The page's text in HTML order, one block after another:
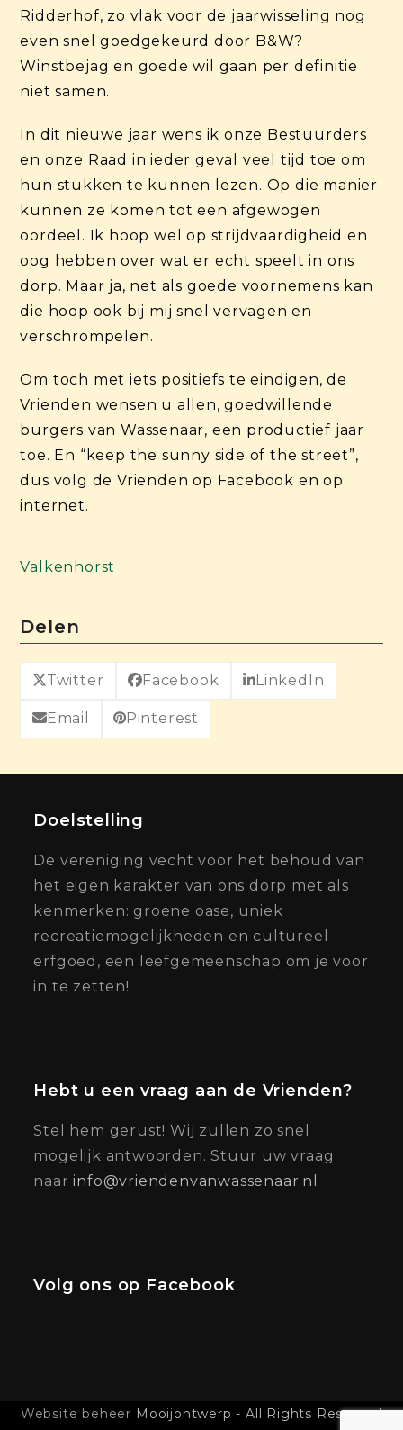
Ridderhof, zo vlak voor de jaarwisseling nog
even snel goedgekeurd door B&W?
Winstbejag en goede wil gaan per definitie
niet samen.
In dit nieuwe jaar wens ik onze Bestuurders
en onze Raad in ieder geval veel tijd toe om
hun stukken te kunnen lezen. Op die manier
kunnen ze komen tot een afgewogen
oordeel. Ik hoop wel op strijdvaardigheid en
oog hebben over wat er echt speelt in ons
dorp. Maar ja, net als goede voornemens kan
die hoop ook bij mij snel vervagen en
verschrompelen.
Om toch met iets positiefs te eindigen, de
Vrienden wensen u allen, goedwillende
burgers van Wassenaar, een productief jaar
toe. En “keep the sunny side of the street”,
dus volg de Vrienden op Facebook en op
internet.
Valkenhorst
Delen
Twitter Facebook LinkedIn
Email Pinterest
Doelstelling
De vereniging vecht voor het behoud van
het eigen karakter van ons dorp met als
kenmerken: groene oase, uniek
recreatiemogelijkheden en cultureel
erfgoed, een leefgemeenschap om je voor
in te zetten!
Hebt u een vraag aan de Vrienden?
Stel hem gerust! Wij zullen zo snel
mogelijk antwoorden. Stuur uw vraag
naarinfo@vriendenvanwassenaar.nl
Volg ons op Facebook
Website beheer Mooijontwerp - All Rights Reserved